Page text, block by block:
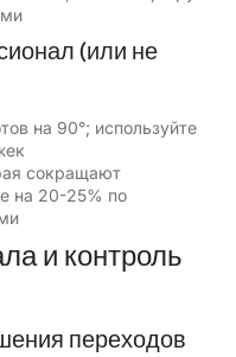
(или не
на 90°; используйте
сокращают
на 20-25% по
и контроль
переходов